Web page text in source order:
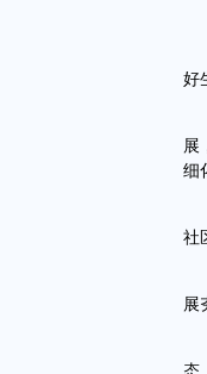
好
展
细
社
展